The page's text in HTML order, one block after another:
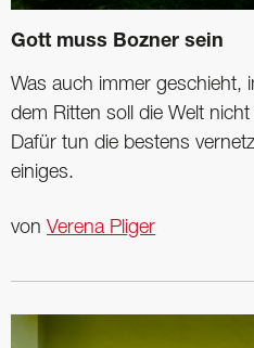
Gott muss Bozner sein
Was auch immer geschieht,
dem Ritten soll die Welt
Dafür tun die bestens
einiges.
von Verena Pliger